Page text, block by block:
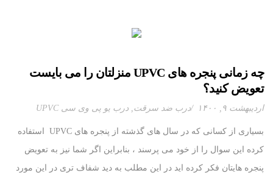
چه زمانی پنجره های UPVC منزلتان را می بایست
تعویض کنید؟
اردیبهشت ۹, ۱۴۰۰ درب ضد سرقت, درب یو پی وی سی UPVC
بسیاری از کسانی که در سال های گذشته از پنجره های UPVC استفاده
کرده این سوال را از خود می پرسند ، بنابراین اگر شما نیز به تعویض
پنجره هایتان فکر کرده اید در این مطلب به دید شفاف تری در این مورد